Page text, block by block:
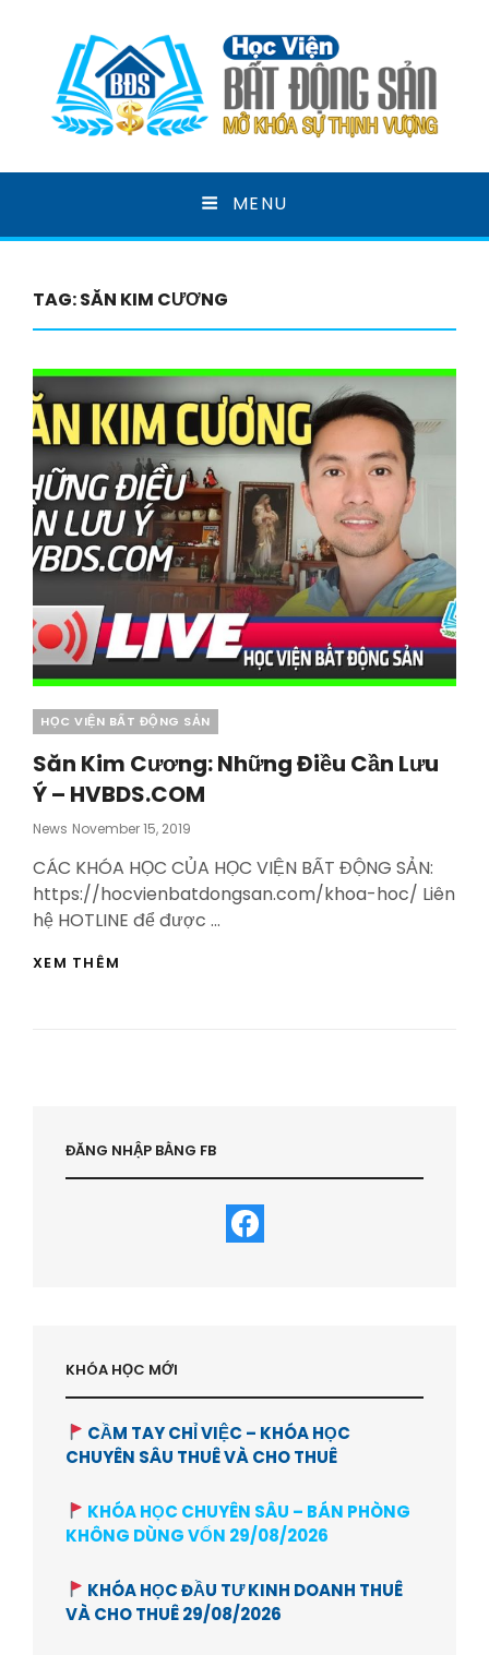
HỌC VIỆN BẤT ĐỘNG
SẢN
MENU
TAG:SĂN KIM CƯƠNG
Categories
HỌC VIỆN BẤT ĐỘNG SẢN
Săn Kim Cương: Những Điều Cần Lưu
Ý – HVBDS.COM
News Posted
November 15, 2019
CÁC KHÓA HỌC CỦA HỌC VIỆN BẤT ĐỘNG SẢN:
https://hocvienbatdongsan.com/khoa-hoc/ Liên
hệ HOTLINE để được …
XEM THÊM
HVBDS.COM
ĐĂNG NHẬP BẰNG FB
KHÓA HỌC MỚI
CẦM TAY CHỈ VIỆC – KHÓA HỌC
CHUYÊN SÂU THUÊ VÀ CHO THUÊ
KHÓA HỌC CHUYÊN SÂU – BÁN PHÒNG
KHÔNG DÙNG VỐN 29/08/2026
KHÓA HỌC ĐẦU TƯ KINH DOANH THUÊ
VÀ CHO THUÊ 29/08/2026